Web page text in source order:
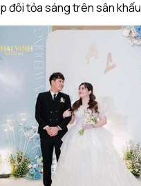
đôi tỏa sáng trên sân